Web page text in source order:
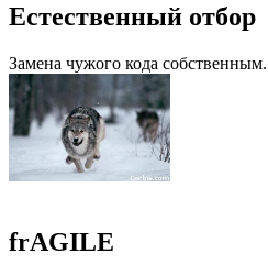
Естественный отбор
Замена чужого кода собственным.
frAGILE